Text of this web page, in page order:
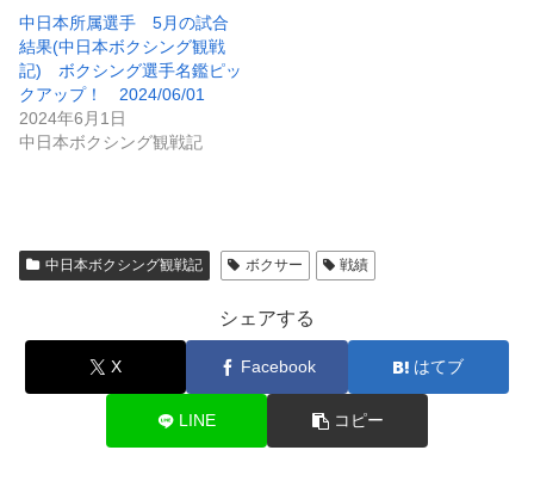
中日本所属選手 5月の試合
結果(中日本ボクシング観戦
記) ボクシング選手名鑑ピッ
クアップ！ 2024/06/01
2024年6月1日
中日本ボクシング観戦記
中日本ボクシング観戦記 ボクサー 戦績
シェアする
X Facebook はてブ
LINE コピー